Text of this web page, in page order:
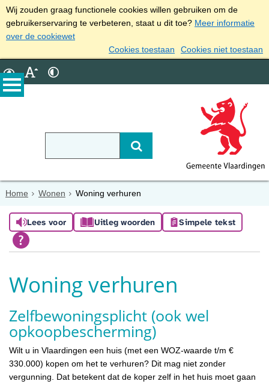
Wij zouden graag functionele cookies willen gebruiken om de
gebruikerservaring te verbeteren, staat u dit toe? Meer informatie
over de cookiewet
Cookies toestaan
Cookies niet toestaan
Home Wonen Woning verhuren
Lees voor Uitleg woorden Simpele tekst
Woning verhuren
Zelfbewoningsplicht (ook wel
opkoopbescherming)
Wilt u in Vlaardingen een huis (met een WOZ-waarde t/m €
330.000) kopen om het te verhuren? Dit mag niet zonder
vergunning. Dat betekent dat de koper zelf in het huis moet gaan